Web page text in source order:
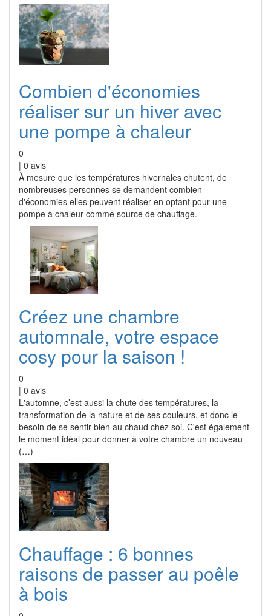
Combien d'économies
réaliser sur un hiver avec
une pompe à chaleur
0
| 0 avis
À mesure que les températures hivernales chutent, de
nombreuses personnes se demandent combien
d'économies elles peuvent réaliser en optant pour une
pompe à chaleur comme source de chauffage.
Créez une chambre
automnale, votre espace
cosy pour la saison !
0
| 0 avis
L'automne, c’est aussi la chute des températures, la
transformation de la nature et de ses couleurs, et donc le
besoin de se sentir bien au chaud chez soi. C'est également
le moment idéal pour donner à votre chambre un nouveau
(…)
Chauffage : 6 bonnes
raisons de passer au poêle
à bois